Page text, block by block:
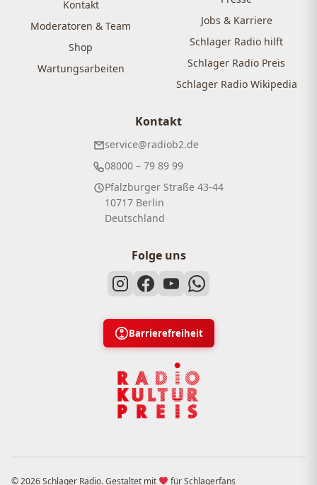
Kontakt
Moderatoren & Team
Shop
Wartungsarbeiten
Jobs & Karriere
Schlager Radio hilft
Schlager Radio Preis
Schlager Radio Wikipedia
Kontakt
service@radiob2.de
08000 – 79 89 99
Pfalzburger Straße 43-44
10717 Berlin
Deutschland
Folge uns
Barrierefreiheit
© 2026 Schlager Radio. Gestaltet mit für Schlagerfans